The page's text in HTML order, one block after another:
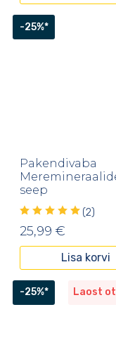
-25%*
Pakendivaba
seep
(2)
25,99 €
Lisa korvi
-25%* Laost